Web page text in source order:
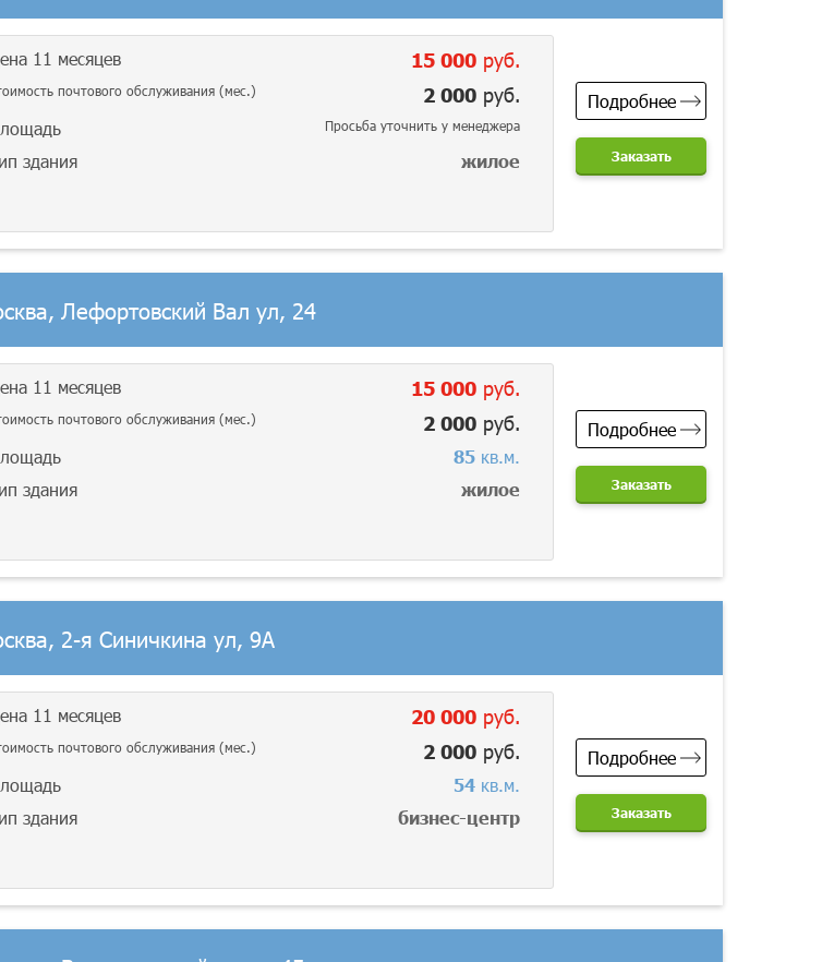
11 месяцев 15 000 руб.
почтового обслуживания (мес.) 2 000 руб.
Просьба уточнить у менеджера
здания жилое
Подробнее
Заказать
Лефортовский Вал ул, 24
11 месяцев 15 000 руб.
почтового обслуживания (мес.) 2 000 руб.
85 кв.м.
здания
жилое
Подробнее
Заказать
2-я Синичкина ул, 9А
11 месяцев 20 000 руб.
почтового обслуживания (мес.) 2 000 руб.
54 кв.м.
здания
бизнес-центр
Подробнее
Заказать